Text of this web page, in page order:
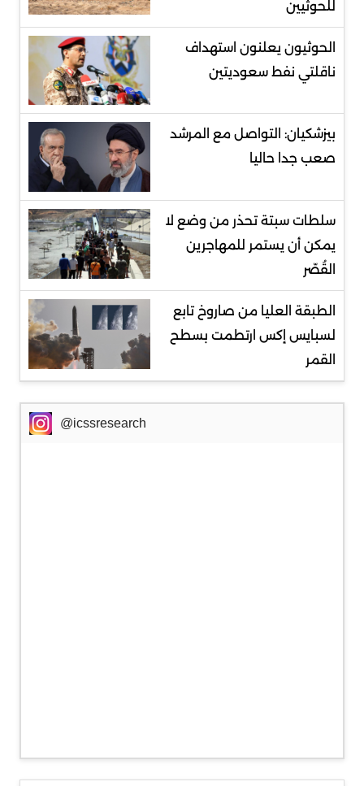
للحوثيين
الحوثيون يعلنون استهداف
ناقلتي نفط سعوديتين
بيزشكيان: التواصل مع المرشد
صعب جدا حاليا
سلطات سبتة تحذر من وضع لا
يمكن أن يستمر للمهاجرين
القُصّر
الطبقة العليا من صاروخ تابع
لسبايس إكس ارتطمت بسطح
القمر
@icssresearch